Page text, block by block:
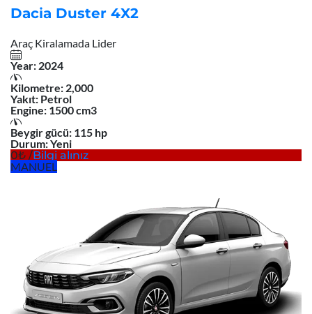
Dacia Duster 4X2
Araç Kiralamada Lider
Year: 2024
Kilometre: 2,000
Yakıt: Petrol
Engine: 1500 cm3
Beygir gücü: 115 hp
Durum:Yeni
0
/Bilgi alınız
MANUEL